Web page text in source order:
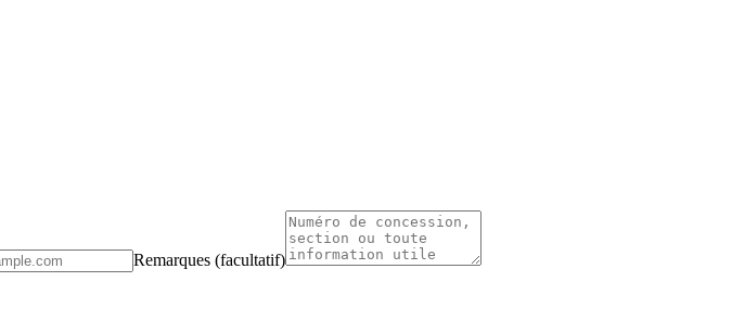
Remarques (facultatif)